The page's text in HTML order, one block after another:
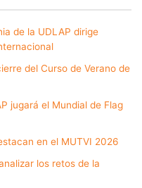
de la UDLAP dirige
del Curso de Verano de
jugará el Mundial de Flag
en el MUTVI 2026
los retos de la